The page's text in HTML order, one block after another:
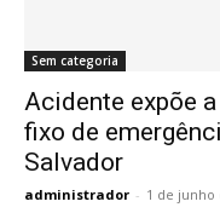
Sem categoria
Acidente expõe
fixo de
Salvador
administrador - 1 de junho